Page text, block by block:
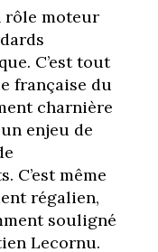
rôle moteur
C’est tout
française du
charnière
enjeu de
C’est même
régalien,
souligné
Lecornu.